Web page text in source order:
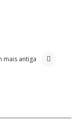
mais antiga